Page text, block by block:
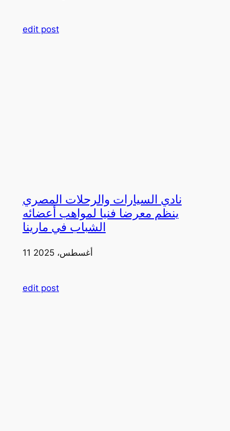
edit post
نادي السيارات والرحلات المصري
ينظم معرضا فنيا لمواهب أعضائه
الشباب في مارينا
11 أغسطس، 2025
edit post